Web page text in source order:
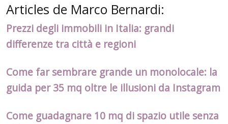
Articles de Marco Bernardi:
Prezzi degli immobili in Italia: grandi
differenze tra città e regioni
Come far sembrare grande un monolocale: la
guida per 35 mq oltre le illusioni da Instagram
Come guadagnare 10 mq di spazio utile senza